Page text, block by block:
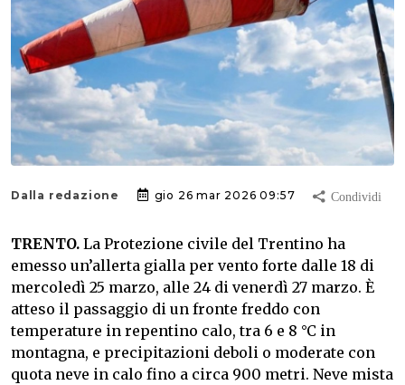
Dalla redazione gio 26 mar 2026 09:57
TRENTO. La Protezione civile del Trentino ha
emesso un’allerta gialla per vento forte dalle 18 di
mercoledì 25 marzo, alle 24 di venerdì 27 marzo. È
atteso il passaggio di un fronte freddo con
temperature in repentino calo, tra 6 e 8 °C in
montagna, e precipitazioni deboli o moderate con
quota neve in calo fino a circa 900 metri. Neve mista